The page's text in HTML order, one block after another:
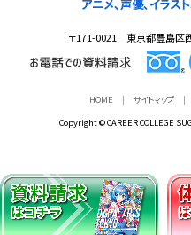
〒171-0021 東京都豊島区
Copyright © CAREER COLLEGE
HOME サイトマップ